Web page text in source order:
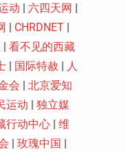
动 | 六四天网 |
| CHRDNET |
| 看不见的西藏
| 国际特赦 | 人
会 | 北京爱知
运动 | 独立媒
行动中心 | 维
| 玫瑰中国 |